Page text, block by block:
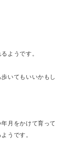
ようです。
いてもいいかもし
月をかけて育って
うです。